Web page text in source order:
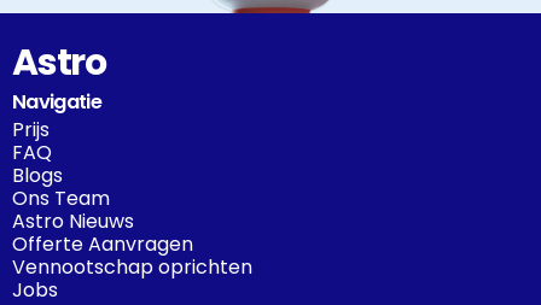
Astro
Navigatie
Prijs
FAQ
Blogs
Ons Team
Astro Nieuws
Offerte Aanvragen
Vennootschap oprichten
Jobs